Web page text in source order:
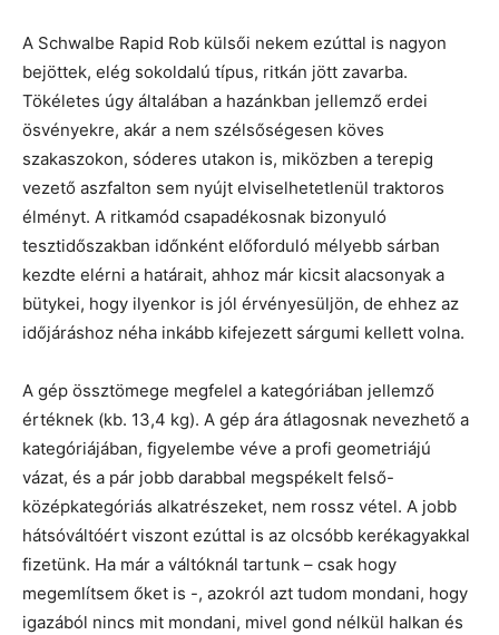
A Schwalbe Rapid Rob külsői nekem ezúttal is nagyon
bejöttek, elég sokoldalú típus, ritkán jött zavarba.
Tökéletes úgy általában a hazánkban jellemző erdei
ösvényekre, akár a nem szélsőségesen köves
szakaszokon, sóderes utakon is, miközben a terepig
vezető aszfalton sem nyújt elviselhetetlenül traktoros
élményt. A ritkamód csapadékosnak bizonyuló
tesztidőszakban időnként előforduló mélyebb sárban
kezdte elérni a határait, ahhoz már kicsit alacsonyak a
bütykei, hogy ilyenkor is jól érvényesüljön, de ehhez az
időjáráshoz néha inkább kifejezett sárgumi kellett volna.
A gép össztömege megfelel a kategóriában jellemző
értéknek (kb. 13,4 kg). A gép ára átlagosnak nevezhető a
kategóriájában, figyelembe véve a profi geometriájú
vázat, és a pár jobb darabbal megspékelt felső-
középkategóriás alkatrészeket, nem rossz vétel. A jobb
hátsóváltóért viszont ezúttal is az olcsóbb kerékagyakkal
fizetünk. Ha már a váltóknál tartunk – csak hogy
megemlítsem őket is -, azokról azt tudom mondani, hogy
igazából nincs mit mondani, mivel gond nélkül halkan és